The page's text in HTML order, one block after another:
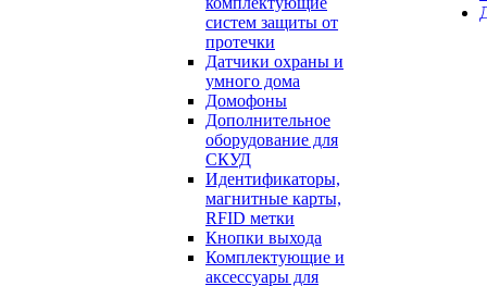
систем защиты от
протечки
Датчики охраны и
умного дома
Домофоны
Дополнительное
оборудование для
СКУД
Идентификаторы,
магнитные карты,
RFID метки
Кнопки выхода
Комплектующие и
аксессуары для